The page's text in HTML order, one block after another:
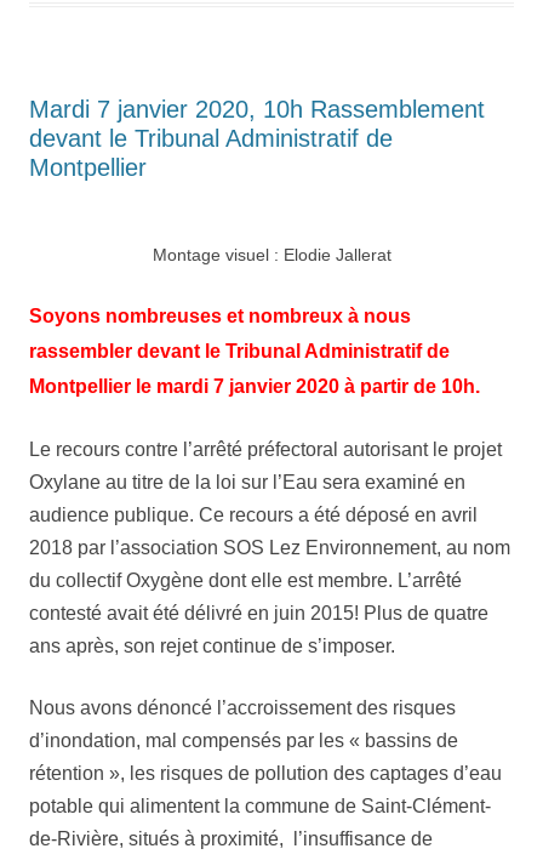
Mardi 7 janvier 2020, 10h Rassemblement
devant le Tribunal Administratif de
Montpellier
Montage visuel : Elodie Jallerat
Soyons nombreuses et nombreux à nous
rassembler devant le Tribunal Administratif de
Montpellier le mardi 7 janvier 2020 à partir de 10h.
Le recours contre l’arrêté préfectoral autorisant le projet
Oxylane au titre de la loi sur l’Eau sera examiné en
audience publique. Ce recours a été déposé en avril
2018 par l’association SOS Lez Environnement, au nom
du collectif Oxygène dont elle est membre. L’arrêté
contesté avait été délivré en juin 2015! Plus de quatre
ans après, son rejet continue de s’imposer.
Nous avons dénoncé l’accroissement des risques
d’inondation, mal compensés par les « bassins de
rétention », les risques de pollution des captages d’eau
potable qui alimentent la commune de Saint-Clément-
de-Rivière, situés à proximité, l’insuffisance de